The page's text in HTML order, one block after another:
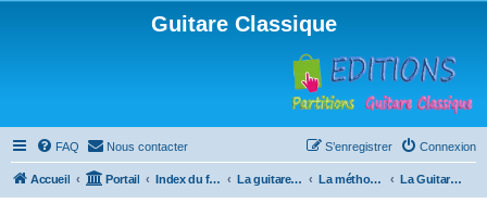
Guitare Classique
FAQ Nous contacter Connexion
S’enregistrer
Accueil Portail Index du forum La guitare : instrument, cours et théorie La méthode à Paulo La Guitare, Paulo da Fontoura